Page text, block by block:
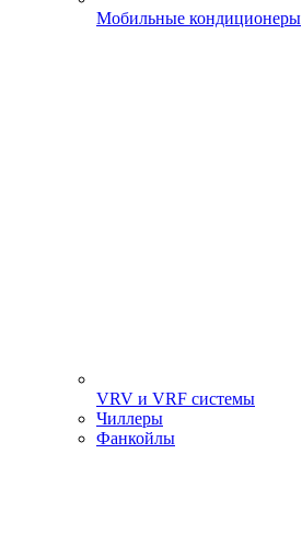
Мобильные кондиционеры
VRV и VRF системы
Чиллеры
Фанкойлы